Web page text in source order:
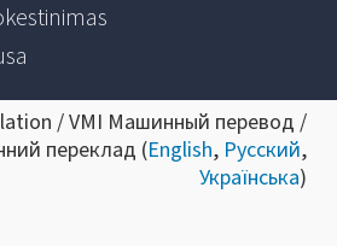
/ VMI Машинный перевод /
переклад (English, Русский,
Українська)